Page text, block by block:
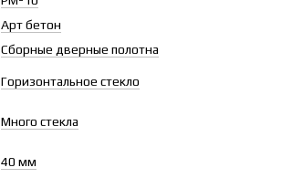
Арт бетон
Сборные дверные полотна
Горизонтальное стекло
Много стекла
40 мм